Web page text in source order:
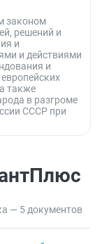
законом
решений и
и
и действиями
и
также
в разгроме
СССР при
— 5 документов